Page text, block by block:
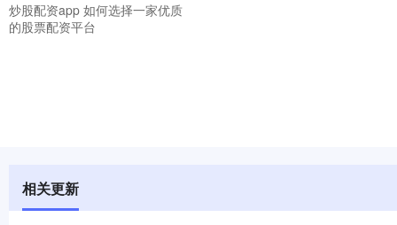
炒股配资app 如何选择一家优质
的股票配资平台
相关更新